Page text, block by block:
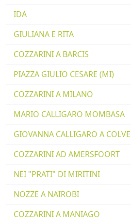
IDA
GIULIANA E RITA
COZZARINI A BARCIS
PIAZZA GIULIO CESARE (MI)
COZZARINI A MILANO
MARIO CALLIGARO MOMBASA
GIOVANNA CALLIGARO A
COZZARINI AD AMERSFOORT
NEI "PRATI" DI MIRITINI
NOZZE A NAIROBI
COZZARINI A MANIAGO